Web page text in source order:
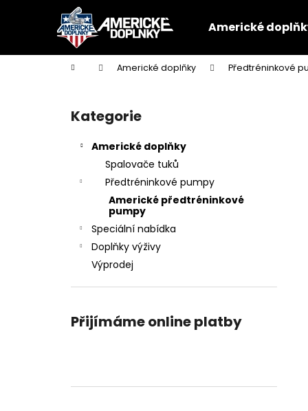
Americké
Domů Americké doplňky Předtréninkové
Přeskočit
kategorie
Kategorie
Americké doplňky
Spalovače tuků
Předtréninkové pumpy
Americké předtréninkové
pumpy
Speciální nabídka
Doplňky výživy
Výprodej
Přijímáme online platby
í
Zpět
do
Zpět
do
MK-677 45 KAPSÚL